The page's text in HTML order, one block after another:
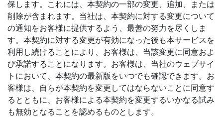
保します。これには、本契約の一部の変更、追加、または
削除が含まれます。当社は、本契約に対する変更について
の通知をお客様に提供するよう、最善の努力を尽くしま
す。本契約に対する変更が有効になった後も本サービスを
利用し続けることにより、お客様は、当該変更に同意およ
び承諾することになります。お客様は、当社のウェブサイ
トにおいて、本契約の最新版をいつでも確認できます。お
客様は、自らが本契約を変更してはならないことに同意す
るとともに、お客様による本契約を変更するいかなる試み
も無効となることを認めるものとします。